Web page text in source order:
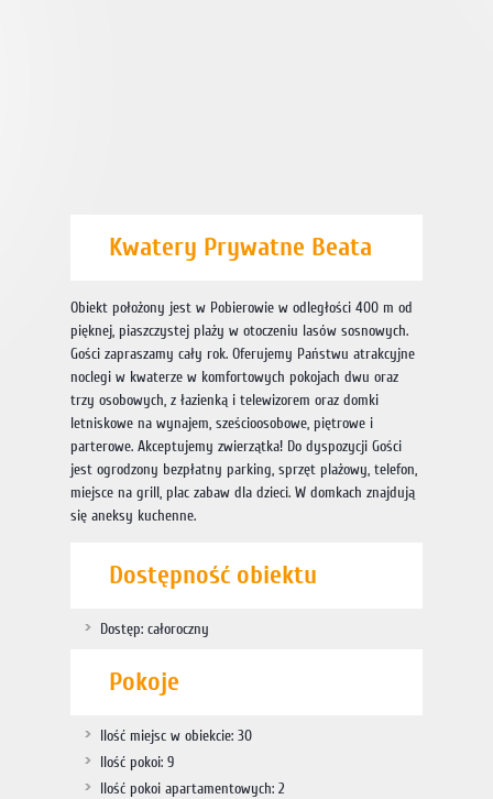
Kwatery Prywatne Beata
Obiekt położony jest w Pobierowie w odległości 400 m od
pięknej, piaszczystej plaży w otoczeniu lasów sosnowych.
Gości zapraszamy cały rok. Oferujemy Państwu atrakcyjne
noclegi w kwaterze w komfortowych pokojach dwu oraz
trzy osobowych, z łazienką i telewizorem oraz domki
letniskowe na wynajem, sześcioosobowe, piętrowe i
parterowe. Akceptujemy zwierzątka! Do dyspozycji Gości
jest ogrodzony bezpłatny parking, sprzęt plażowy, telefon,
miejsce na grill, plac zabaw dla dzieci. W domkach znajdują
się aneksy kuchenne.
Dostępność obiektu
Dostęp: całoroczny
Pokoje
Ilość miejsc w obiekcie: 30
Ilość pokoi: 9
Ilość pokoi apartamentowych: 2